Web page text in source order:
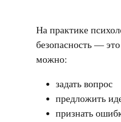
На практике
безопасность — это
можно:
задать вопрос
предложить
признать